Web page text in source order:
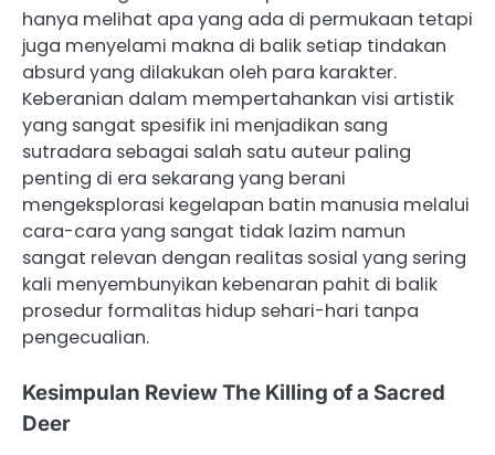
hanya melihat apa yang ada di permukaan tetapi
juga menyelami makna di balik setiap tindakan
absurd yang dilakukan oleh para karakter.
Keberanian dalam mempertahankan visi artistik
yang sangat spesifik ini menjadikan sang
sutradara sebagai salah satu auteur paling
penting di era sekarang yang berani
mengeksplorasi kegelapan batin manusia melalui
cara-cara yang sangat tidak lazim namun
sangat relevan dengan realitas sosial yang sering
kali menyembunyikan kebenaran pahit di balik
prosedur formalitas hidup sehari-hari tanpa
pengecualian.
Kesimpulan Review The Killing of a Sacred
Deer